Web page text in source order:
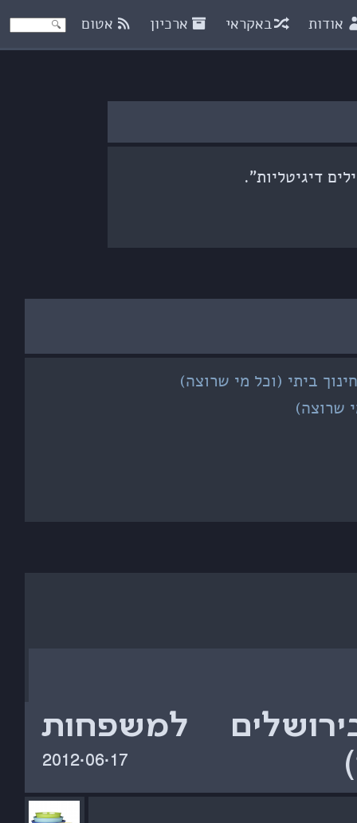
אודות באקראי ארכיון אטום
דיגיטליות”.
ביתי (וכל מי שרוצה)
שרוצה)
למשפחות
‎2012·06·17‏